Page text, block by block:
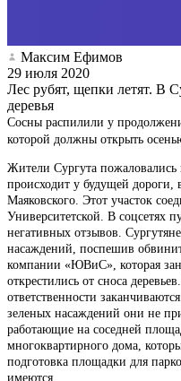
Максим Ефимов
29 июля 2020
Лес рубят, щепки летят. В
деревья
Сосны распилили у
которой должны открыть
Жители Сургута пожаловались
происходит у будущей
Маяковского. Этот участок
Университетской. В соцсетях
негативных отзывов.
насаждений, поспешив
компании «ЮВиС», которая
открестились от сноса
ответственности
зеленых насаждений они не
работающие на соседней
многоквартирного дома,
подготовка площадки для
имеются.